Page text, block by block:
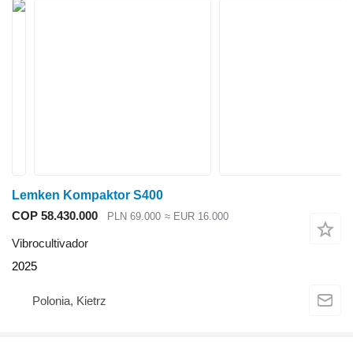
Lemken Kompaktor S400
COP 58.430.000
PLN 69.000 ≈ EUR 16.000
Vibrocultivador
2025
Polonia, Kietrz